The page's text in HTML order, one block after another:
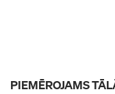
PIEMĒROJAMS